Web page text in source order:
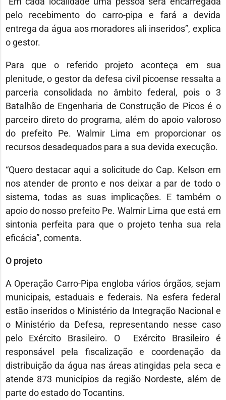
pelo recebimento do carro-pipa e fará a devida
entrega da água aos moradores ali inseridos”, explica
o gestor.
Para que o referido projeto aconteça em sua
plenitude, o gestor da defesa civil picoense ressalta a
parceria consolidada no âmbito federal, pois o 3
Batalhão de Engenharia de Construção de Picos é o
parceiro direto do programa, além do apoio valoroso
do prefeito Pe. Walmir Lima em proporcionar os
recursos desadequados para a sua devida execução.
“Quero destacar aqui a solicitude do Cap. Kelson em
nos atender de pronto e nos deixar a par de todo o
sistema, todas as suas implicações. E também o
apoio do nosso prefeito Pe. Walmir Lima que está em
sintonia perfeita para que o projeto tenha sua rela
eficácia”, comenta.
O projeto
A Operação Carro-Pipa engloba vários órgãos, sejam
municipais, estaduais e federais. Na esfera federal
estão inseridos o Ministério da Integração Nacional e
o Ministério da Defesa, representando nesse caso
pelo Exército Brasileiro. O Exército Brasileiro é
responsável pela fiscalização e coordenação da
distribuição da água nas áreas atingidas pela seca e
atende 873 municípios da região Nordeste, além de
parte do estado do Tocantins.